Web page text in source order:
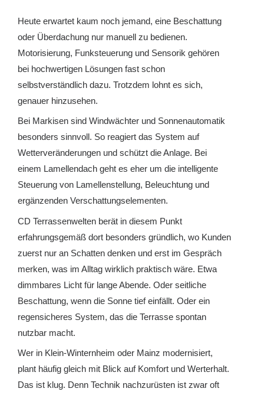
Heute erwartet kaum noch jemand, eine Beschattung
oder Überdachung nur manuell zu bedienen.
Motorisierung, Funksteuerung und Sensorik gehören
bei hochwertigen Lösungen fast schon
selbstverständlich dazu. Trotzdem lohnt es sich,
genauer hinzusehen.
Bei Markisen sind Windwächter und Sonnenautomatik
besonders sinnvoll. So reagiert das System auf
Wetterveränderungen und schützt die Anlage. Bei
einem Lamellendach geht es eher um die intelligente
Steuerung von Lamellenstellung, Beleuchtung und
ergänzenden Verschattungselementen.
CD Terrassenwelten berät in diesem Punkt
erfahrungsgemäß dort besonders gründlich, wo Kunden
zuerst nur an Schatten denken und erst im Gespräch
merken, was im Alltag wirklich praktisch wäre. Etwa
dimmbares Licht für lange Abende. Oder seitliche
Beschattung, wenn die Sonne tief einfällt. Oder ein
regensicheres System, das die Terrasse spontan
nutzbar macht.
Wer in Klein-Winternheim oder Mainz modernisiert,
plant häufig gleich mit Blick auf Komfort und Werterhalt.
Das ist klug. Denn Technik nachzurüsten ist zwar oft